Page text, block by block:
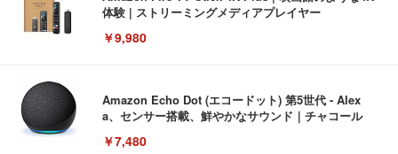
体験 | ストリーミングメディアプレイヤー
￥9,980
Amazon Echo Dot (エコードット) 第5世代 - Alex
a、センサー搭載、鮮やかなサウンド｜チャコール
￥7,480